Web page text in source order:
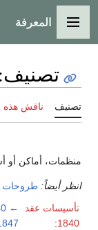
القائمة الرئيسية
المعرفة
تصنيف:
تصنيف ناقش هذه
منظمات، أماكن
انظر أيضاً: طروحات 1842
تأسيسات عقد
1840
:
←